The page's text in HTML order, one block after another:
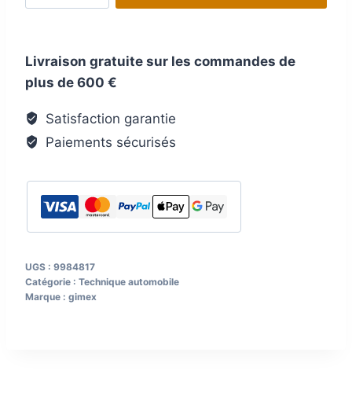
mélamine
Gimex
pcs.,
col.
teak
Livraison gratuite sur les commandes de
plus de 600 €
Satisfaction garantie
Paiements sécurisés
UGS : 9984817
Catégorie : Technique automobile
Marque : gimex